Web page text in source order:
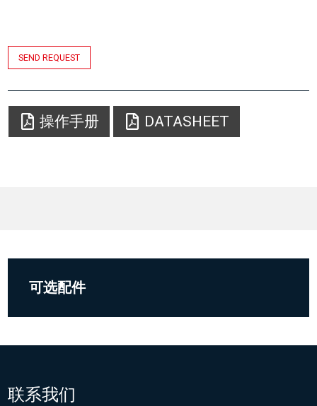
SEND REQUEST
操作手册 DATASHEET
可选配件
联系我们